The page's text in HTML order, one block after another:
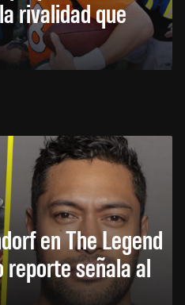
rivalidad que
en The Legend
reporte señala al